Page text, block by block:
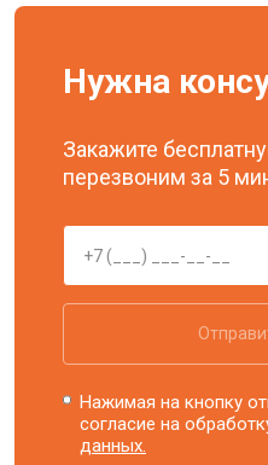
Нужна
Закажите
перезвоним за 5
Нажимая на кнопку
согласие на
данных.